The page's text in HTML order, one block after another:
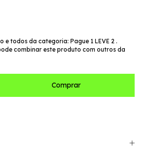
e todos da categoria: Pague 1 LEVE 2 .
combinar este produto com outros da